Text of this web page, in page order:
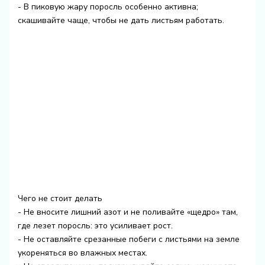
- В пиковую жару поросль особенно активна;
скашивайте чаще, чтобы не дать листьям работать.
Чего не стоит делать
- Не вносите лишний азот и не поливайте «щедро» там,
где лезет поросль: это усиливает рост.
- Не оставляйте срезанные побеги с листьями на земле
укореняться во влажных местах.